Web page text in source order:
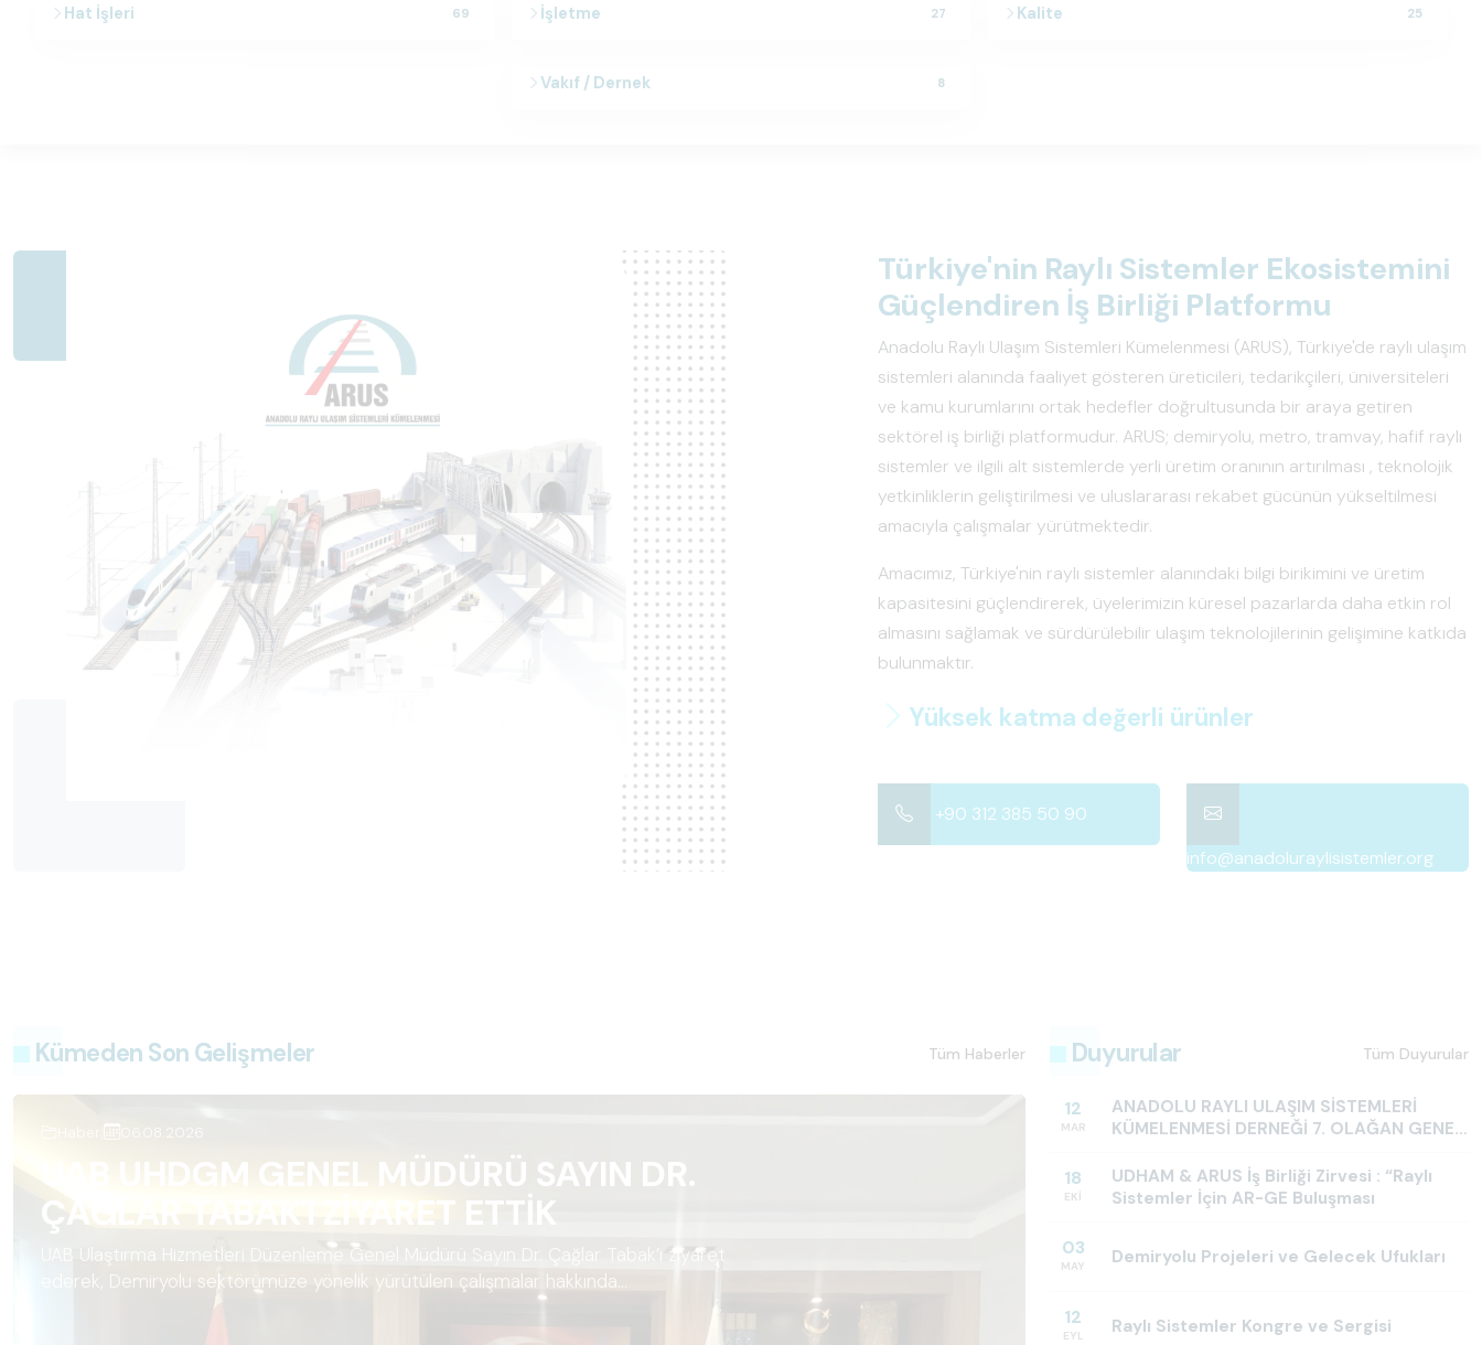
Hat İşleri 69 İşletme 27 Kalite 25
Vakıf / Dernek 8
Türkiye'nin Raylı Sistemler Ekosistemini
Güçlendiren İş Birliği Platformu
Anadolu Raylı Ulaşım Sistemleri Kümelenmesi (ARUS), Türkiye'de raylı ulaşım
sistemleri alanında faaliyet gösteren üreticileri, tedarikçileri, üniversiteleri
ve kamu kurumlarını ortak hedefler doğrultusunda bir araya getiren
sektörel iş birliği platformudur. ARUS; demiryolu, metro, tramvay, hafif raylı
sistemler ve ilgili alt sistemlerde yerli üretim oranının artırılması , teknolojik
yetkinliklerin geliştirilmesi ve uluslararası rekabet gücünün yükseltilmesi
amacıyla çalışmalar yürütmektedir.
Amacımız, Türkiye'nin raylı sistemler alanındaki bilgi birikimini ve üretim
kapasitesini güçlendirerek, üyelerimizin küresel pazarlarda daha etkin rol
almasını sağlamak ve sürdürülebilir ulaşım teknolojilerinin gelişimine katkıda
bulunmaktır.
Bilimsel ve teknolojik gelişim
+90 312 385 50 90
info@anadoluraylisistemler.org
Kümeden Son Gelişmeler Tüm Haberler
Haber
UAB UHDGM GENEL MÜDÜRÜ SAYIN DR.
ÇAĞLAR TABAK'I ZİYARET ETTİK
UAB Ulaştırma Hizmetleri Düzenleme Genel Müdürü Sayın Dr. Çağlar Tabak’ı ziyaret
ederek, Demiryolu sektörümüze yönelik yürütülen çalışmalar hakkında
değerlendirmelerde bulunduk. De...
Haber| 30.07.2026
MKE ÇELİK VE PİRİNÇ
ETTİK
KARDEMİR ve TCDD TAŞIMACILIK yetkilileri ile
Duyurular Tüm Duyurular
12
MAR
ANADOLU RAYLI ULAŞIM SİSTEMLERİ
KÜMELENMESİ DERNEĞİ 7. OLAĞAN GENEL
18
EKI
UDHAM & ARUS İş Birliği Zirvesi : “Raylı
Sistemler İçin AR-GE Buluşması
03
MAY Demiryolu Projeleri ve Gelecek Ufukları
12
EYL Raylı Sistemler Kongre ve Sergisi